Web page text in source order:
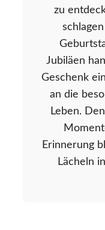
zu
Jubiläen
Geschenk
an die
Leben.
Erinnerung
Lächeln